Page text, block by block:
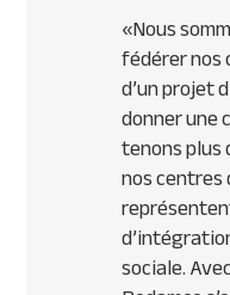
«Nous
fédérer
d’un projet
donner une
tenons plus
nos
sociale.